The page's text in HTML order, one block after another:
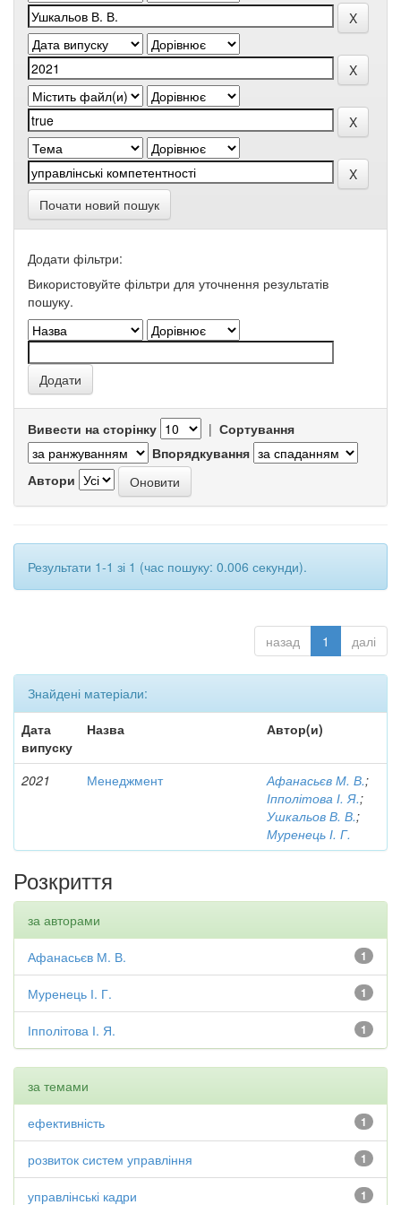
Почати новий пошук
Додати фільтри:
Використовуйте фільтри для уточнення результатів
пошуку.
Вивести на сторінку | Сортування
Впорядкування
Автори
Результати 1-1 зі 1 (час пошуку: 0.006 секунди).
назад 1 далі
Знайдені матеріали:
Дата
випуску
Назва Автор(и)
2021 Менеджмент Афанасьєв М. В.;
Іпполітова І. Я.;
Ушкальов В. В.;
Муренець І. Г.
Розкриття
за авторами
1
Афанасьєв М. В.
1
Муренець І. Г.
1
Іпполітова І. Я.
за темами
1
ефективність
1
розвиток систем управління
1
управлінські кадри